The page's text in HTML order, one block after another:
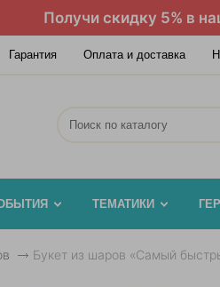
Получи скидку 5% в
Гарантия Оплата и доставка
ТЕМАТИКИ
Букет из шаров «Самый